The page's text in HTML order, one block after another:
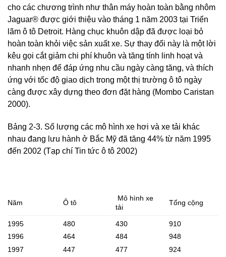
cho các chương trình như thân máy hoàn toàn bằng nhôm
Jaguar® được giới thiệu vào tháng 1 năm 2003 tại Triển
lãm ô tô Detroit. Hàng chục khuôn dập đã được loại bỏ
hoàn toàn khỏi việc sản xuất xe. Sự thay đổi này là một lời
kêu gọi cắt giảm chi phí khuôn và tăng tính linh hoạt và
nhanh nhẹn để đáp ứng nhu cầu ngày càng tăng, và thích
ứng với tốc độ giao dịch trong một thị trường ô tô ngày
càng được xây dựng theo đơn đặt hàng (Mombo Caristan
2000).
Bảng 2-3. Số lượng các mô hình xe hơi và xe tải khác
nhau đang lưu hành ở Bắc Mỹ đã tăng 44% từ năm 1995
đến 2002 (Tạp chí Tin tức ô tô 2002)
Năm Ô tô
Mô hình xe
tải
Tổng cộng
1995
1996
1997
480
464
447
430
484
477
910
948
924